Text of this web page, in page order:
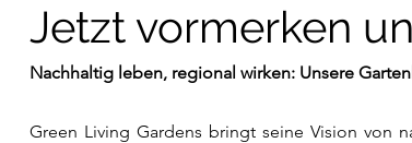
Jetzt vormerken
Nachhaltig leben, regional wirken: Unsere
Green Living Gardens bringt seine Vision von